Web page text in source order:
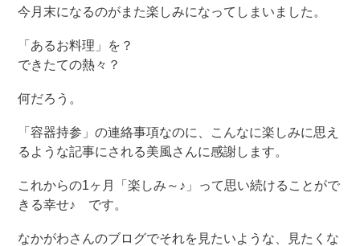
今月末になるのがまた楽しみになってしまいました。
「あるお料理」を？
できたての熱々？
何だろう。
「容器持参」の連絡事項なのに、こんなに楽しみに思え
るような記事にされる美風さんに感謝します。
これからの1ヶ月「楽しみ～♪」って思い続けることがで
きる幸せ♪ です。
なかがわさんのブログでそれを見たいような、見たくな